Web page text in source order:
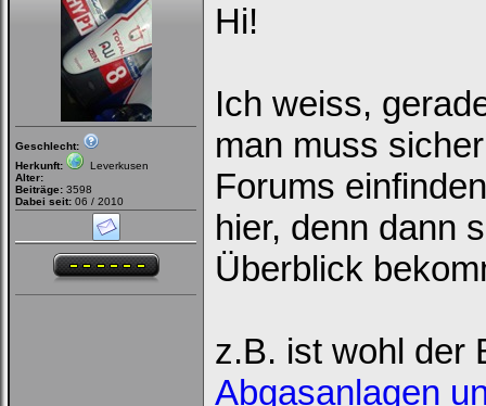
Geschlecht:
Herkunft:
Leverkusen
Alter:
Beiträge: 3598
Dabei seit: 06 / 2010
Hi!
Ich weiss,
man muss
Forums
hier, denn dann
Überblick
z.B. ist wohl der
Abgasanlagen